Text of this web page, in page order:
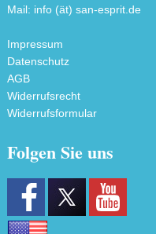
Mail: info (ät) san-esprit.de
Impressum
Datenschutz
AGB
Widerrufsrecht
Widerrufsformular
Folgen Sie uns